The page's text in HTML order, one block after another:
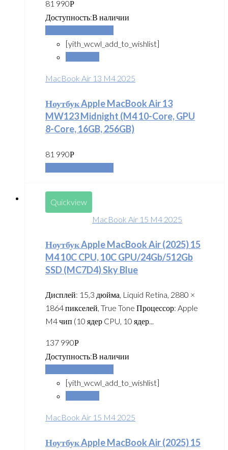
81 990Р
Доступность:В наличии
[yith_wcwl_add_to_wishlist]
MacBook Air 13 M4 2025
Ноутбук Apple MacBook Air 13
MW123 Midnight (M4 10-Core, GPU
8-Core, 16GB, 256GB)
81 990Р
Quickview
MacBook Air 15 M4 2025
Ноутбук Apple MacBook Air (2025) 15
M4 10C CPU, 10C GPU/24Gb/512Gb
SSD (MC7D4) Sky Blue
Дисплей: 15,3 дюйма, Liquid Retina, 2880 ×
1864 пикселей, True Tone Процессор: Apple
M4 чип (10 ядер CPU, 10 ядер...
137 990Р
Доступность:В наличии
[yith_wcwl_add_to_wishlist]
MacBook Air 15 M4 2025
Ноутбук Apple MacBook Air (2025) 15